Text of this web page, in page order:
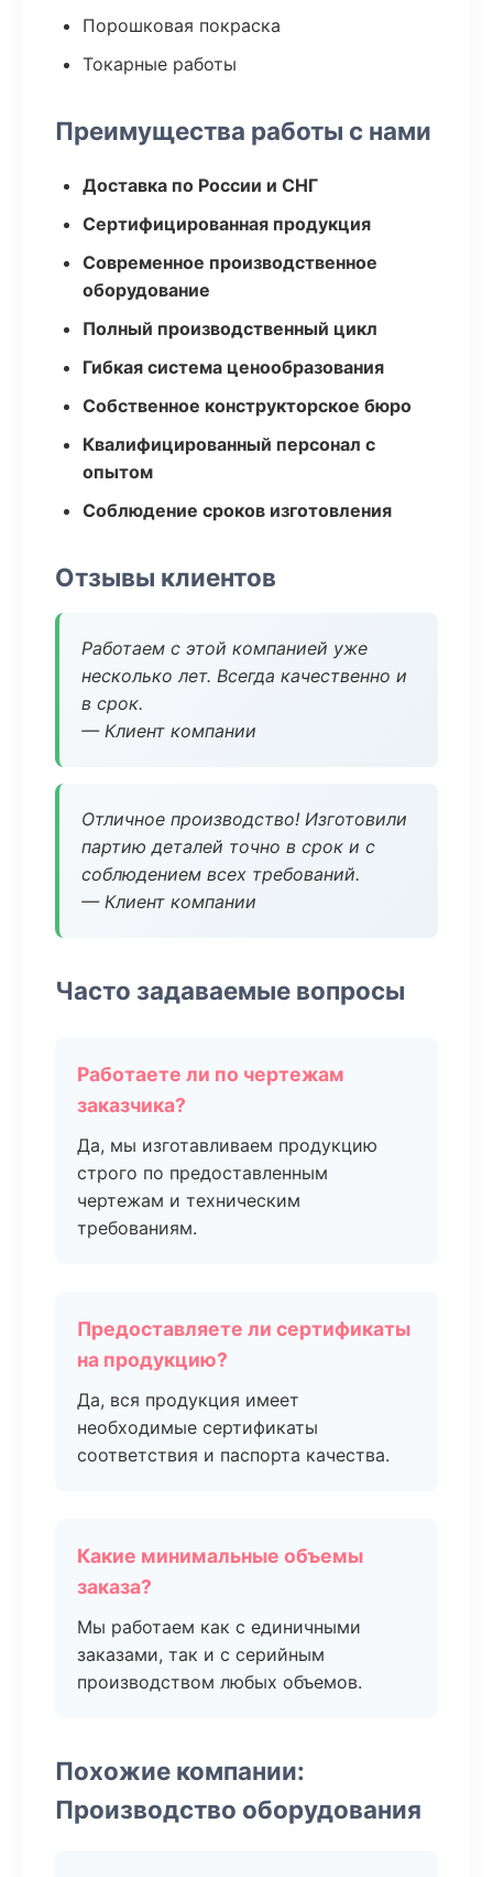
Порошковая покраска
Токарные работы
Преимущества работы с нами
Доставка по России и СНГ
Сертифицированная продукция
Современное производственное
оборудование
Полный производственный цикл
Гибкая система ценообразования
Собственное конструкторское бюро
Квалифицированный персонал с
опытом
Соблюдение сроков изготовления
Отзывы клиентов
Работаем с этой компанией уже
несколько лет. Всегда качественно и
в срок.
— Клиент компании
Отличное производство! Изготовили
партию деталей точно в срок и с
соблюдением всех требований.
— Клиент компании
Часто задаваемые вопросы
Работаете ли по чертежам
заказчика?
Да, мы изготавливаем продукцию
строго по предоставленным
чертежам и техническим
требованиям.
Предоставляете ли сертификаты
на продукцию?
Да, вся продукция имеет
необходимые сертификаты
соответствия и паспорта качества.
Какие минимальные объемы
заказа?
Мы работаем как с единичными
заказами, так и с серийным
производством любых объемов.
Похожие компании:
Производство оборудования